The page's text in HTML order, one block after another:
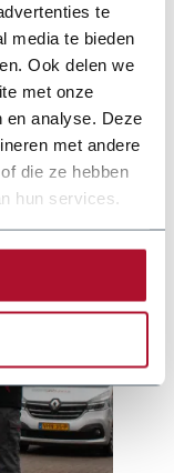
te
media te bieden
Ook delen we
met onze
en analyse. Deze
met andere
die ze hebben
hun services.